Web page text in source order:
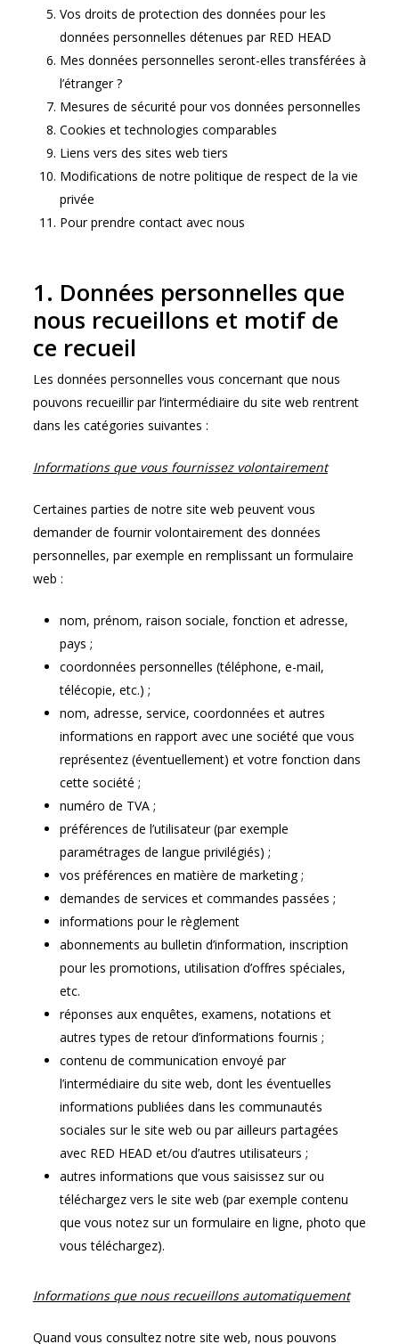
Vos droits de protection des données pour les
données personnelles détenues par RED HEAD
Mes données personnelles seront-elles transférées à
l’étranger ?
Mesures de sécurité pour vos données personnelles
Cookies et technologies comparables
Liens vers des sites web tiers
Modifications de notre politique de respect de la vie
privée
Pour prendre contact avec nous
1. Données personnelles que
nous recueillons et motif de
ce recueil
Les données personnelles vous concernant que nous
pouvons recueillir par l’intermédiaire du site web rentrent
dans les catégories suivantes :
Informations que vous fournissez volontairement
Certaines parties de notre site web peuvent vous
demander de fournir volontairement des données
personnelles, par exemple en remplissant un formulaire
web :
nom, prénom, raison sociale, fonction et adresse,
pays ;
coordonnées personnelles (téléphone, e-mail,
télécopie, etc.) ;
nom, adresse, service, coordonnées et autres
informations en rapport avec une société que vous
représentez (éventuellement) et votre fonction dans
cette société ;
numéro de TVA ;
préférences de l’utilisateur (par exemple
paramétrages de langue privilégiés) ;
vos préférences en matière de marketing ;
demandes de services et commandes passées ;
informations pour le règlement
abonnements au bulletin d’information, inscription
pour les promotions, utilisation d’offres spéciales,
etc.
réponses aux enquêtes, examens, notations et
autres types de retour d’informations fournis ;
contenu de communication envoyé par
l’intermédiaire du site web, dont les éventuelles
informations publiées dans les communautés
sociales sur le site web ou par ailleurs partagées
avec RED HEAD et/ou d’autres utilisateurs ;
autres informations que vous saisissez sur ou
téléchargez vers le site web (par exemple contenu
que vous notez sur un formulaire en ligne, photo que
vous téléchargez).
Informations que nous recueillons automatiquement
Quand vous consultez notre site web, nous pouvons